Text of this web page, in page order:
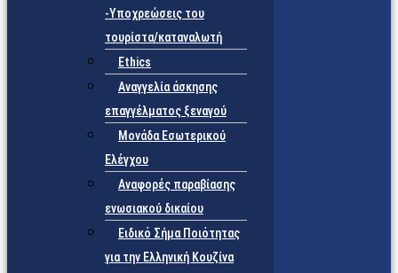
-Υποχρεώσεις του
τουρίστα/καταναλωτή
Ethics
Αναγγελία άσκησης
επαγγέλματος ξεναγού
Μονάδα Εσωτερικού
Ελέγχου
Αναφορές παραβίασης
ενωσιακού δικαίου
Ειδικό Σήμα Ποιότητας
για την Ελληνική Κουζίνα